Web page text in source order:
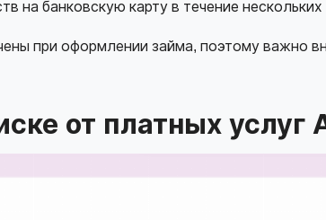
на банковскую карту в течение нескольких
при оформлении займа, поэтому важно
от платных услуг